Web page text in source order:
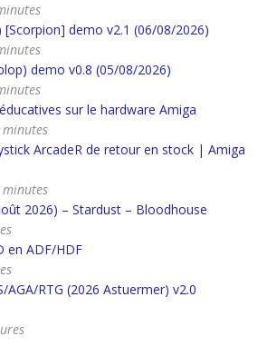
[Scorpion] demo v2.1 (06/08/2026)
demo v0.8 (05/08/2026)
sur le hardware Amiga
ArcadeR de retour en stock | Amiga
2026) – Stardust – Bloodhouse
en ADF/HDF
AGA/RTG (2026 Astuermer) v2.0